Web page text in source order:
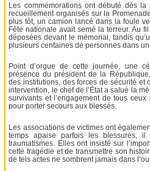
Les commémorations ont débuté dès
recueillement organisés sur la
plus tôt, un camion lancé dans la foule
Fête nationale avait semé la terreur. Au
déposées devant le mémorial, tandis
plusieurs centaines de personnes dans
Point d’orgue de cette journée, une
présence du président de la
des institutions, des forces de sécurité et
intervention, le chef de l’État a salué la
survivants et l’engagement de tous
pour porter secours aux blessés.
Les associations de victimes ont
temps apaise parfois les blessures,
traumatismes. Elles ont insisté sur
cette tragédie et de transmettre son
de tels actes ne sombrent jamais dans